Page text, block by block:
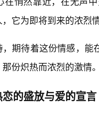
它为即将到来的浓烈
，期待着这份情感，
份炽热而浓烈的激情
的盛放与爱的宣言